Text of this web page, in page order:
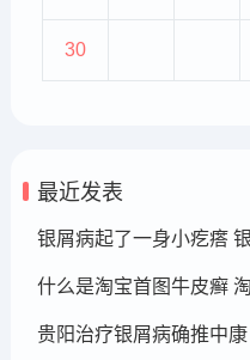
30
最近发表
银屑病起了一身小疙瘩
什么是淘宝首图牛皮癣
贵阳治疗银屑病确推中